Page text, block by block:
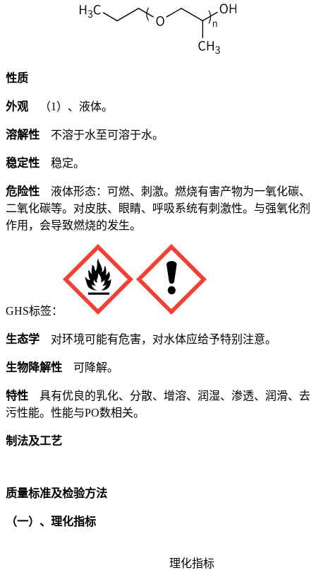
性质
外观 （1）、液体。
溶解性 不溶于水至可溶于水。
稳定性 稳定。
危险性 液体形态：可燃、刺激。燃烧有害产物为一氧化碳、
二氧化碳等。对皮肤、眼睛、呼吸系统有刺激性。与强氧化剂
作用，会导致燃烧的发生。
GHS标签：
生态学 对环境可能有危害，对水体应给予特别注意。
生物降解性 可降解。
特性 具有优良的乳化、分散、增溶、润湿、渗透、润滑、去
污性能。性能与PO数相关。
制法及工艺
质量标准及检验方法
（一）、理化指标
理化指标